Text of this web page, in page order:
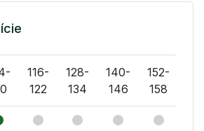
116-
122
128-
134
140-
146
152-
158